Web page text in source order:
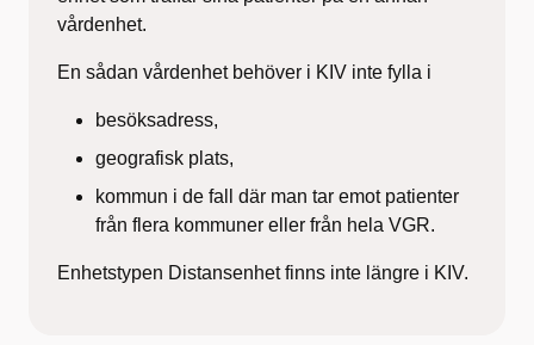
vårdenhet.
En sådan vårdenhet behöver i KIV inte fylla i
besöksadress,
geografisk plats,
kommun i de fall där man tar emot patienter
från flera kommuner eller från hela VGR.
Enhetstypen Distansenhet finns inte längre i KIV.